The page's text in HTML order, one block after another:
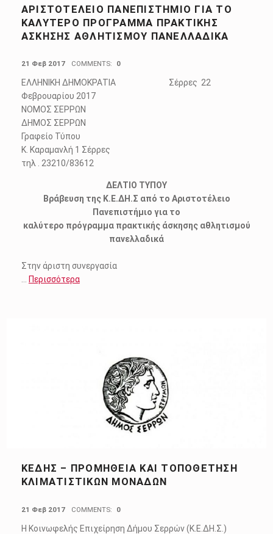
ΑΡΙΣΤΟΤΈΛΕΙΟ ΠΑΝΕΠΙΣΤΉΜΙΟ ΓΙΑ ΤΟ
ΚΑΛΎΤΕΡΟ ΠΡΌΓΡΑΜΜΑ ΠΡΑΚΤΙΚΉΣ
ΆΣΚΗΣΗΣ ΑΘΛΗΤΙΣΜΟΎ ΠΑΝΕΛΛΑΔΙΚΆ
21 Φεβ 2017 COMMENTS: 0
ΕΛΛΗΝΙΚΗ ΔΗΜΟΚΡΑΤΙΑ Σέρρες 22
Φεβρουαρίου 2017
ΝΟΜΟΣ ΣΕΡΡΩΝ
ΔΗΜΟΣ ΣΕΡΡΩΝ
Γραφείο Τύπου
Κ. Καραμανλή 1 Σέρρες
τηλ . 23210/83612
ΔΕΛΤΙΟ ΤΥΠΟΥ
Βράβευση της Κ.Ε.ΔΗ.Σ από το Αριστοτέλειο
Πανεπιστήμιο για το
καλύτερο πρόγραμμα πρακτικής άσκησης αθλητισμού
πανελλαδικά
Στην άριστη συνεργασία
Περισσότερα
ΚΕΔΗΣ – ΠΡΟΜΉΘΕΙΑ ΚΑΙ ΤΟΠΟΘΈΤΗΣΗ
ΚΛΙΜΑΤΙΣΤΙΚΏΝ ΜΟΝΆΔΩΝ
21 Φεβ 2017 COMMENTS: 0
Η Κοινωφελής Επιχείρηση Δήμου Σερρών (Κ.Ε.ΔΗ.Σ.)